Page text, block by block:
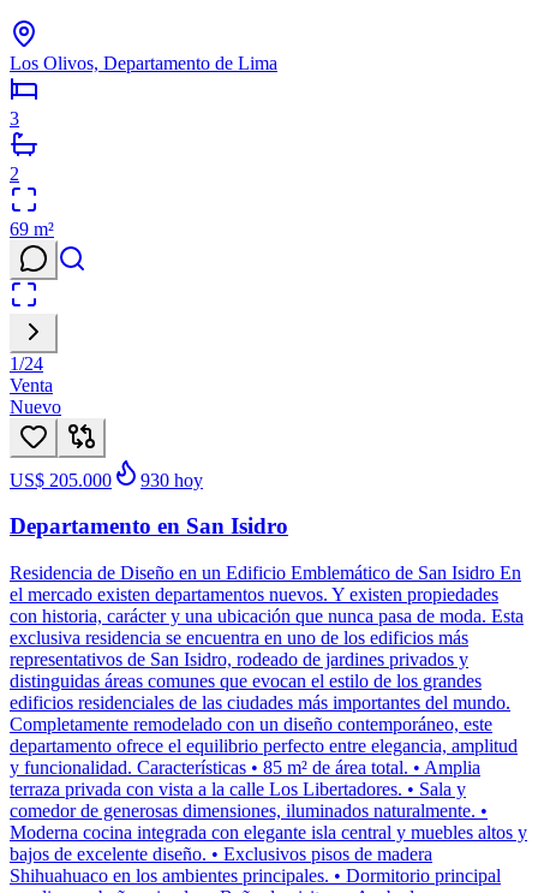
Los Olivos, Departamento de Lima
3
2
69 m²
1/24
Venta
Nuevo
US$ 205.000 930 hoy
Departamento en San Isidro
Residencia de Diseño en un Edificio Emblemático de San Isidro En
el mercado existen departamentos nuevos. Y existen propiedades
con historia, carácter y una ubicación que nunca pasa de moda. Esta
exclusiva residencia se encuentra en uno de los edificios más
representativos de San Isidro, rodeado de jardines privados y
distinguidas áreas comunes que evocan el estilo de los grandes
edificios residenciales de las ciudades más importantes del mundo.
Completamente remodelado con un diseño contemporáneo, este
departamento ofrece el equilibrio perfecto entre elegancia, amplitud
y funcionalidad. Características • 85 m² de área total. • Amplia
terraza privada con vista a la calle Los Libertadores. • Sala y
comedor de generosas dimensiones, iluminados naturalmente. •
Moderna cocina integrada con elegante isla central y muebles altos y
bajos de excelente diseño. • Exclusivos pisos de madera
Shihuahuaco en los ambientes principales. • Dormitorio principal